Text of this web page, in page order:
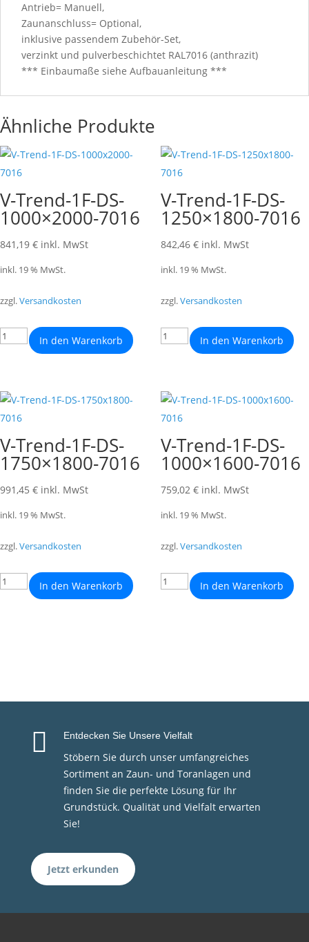
Antrieb= Manuell,
Zaunanschluss= Optional,
inklusive passendem Zubehör-Set,
verzinkt und pulverbeschichtet RAL7016 (anthrazit)
*** Einbaumaße siehe Aufbauanleitung ***
Ähnliche Produkte
V-Trend-1F-DS-
1000×2000-7016
841,19 € inkl. MwSt
inkl. 19 % MwSt.
zzgl.Versandkosten
In den Warenkorb
V-Trend-1F-DS-
1250×1800-7016
842,46 € inkl. MwSt
inkl. 19 % MwSt.
zzgl.Versandkosten
In den Warenkorb
V-Trend-1F-DS-
1750×1800-7016
991,45 € inkl. MwSt
inkl. 19 % MwSt.
zzgl.Versandkosten
In den Warenkorb
V-Trend-1F-DS-
1000×1600-7016
759,02 € inkl. MwSt
inkl. 19 % MwSt.
zzgl.Versandkosten
In den Warenkorb
 Entdecken Sie Unsere Vielfalt
Stöbern Sie durch unser umfangreiches
Sortiment an Zaun- und Toranlagen und
finden Sie die perfekte Lösung für Ihr
Grundstück. Qualität und Vielfalt erwarten
Sie!
Jetzt erkunden